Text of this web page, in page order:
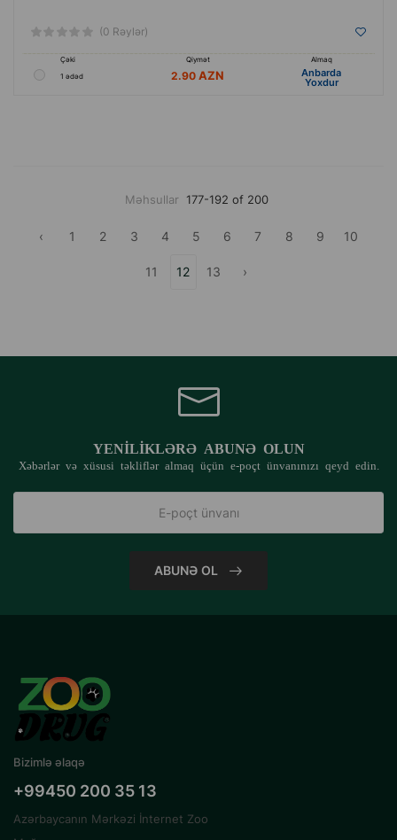
(0 Rəylər)
Çəki Qiymət
Almaq
1 ədəd
2.90 Anbarda
Yoxdur
Məhsullar 177-192 of 200
‹ 1 2 3 4 5 6 7 8 9 10
11 12 13 ›
YENILIKLƏRƏ ABUNƏ OLUN
Xəbərlər və xüsusi təkliflər almaq üçün e-poçt ünvanınızı qeyd edin.
ABUNƏ OL
Bizimlə əlaqə
+99450 200 35 13
Azərbaycanın Mərkəzi İnternet Zoo